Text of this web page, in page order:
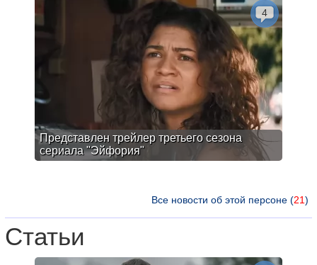
Представлен трейлер третьего сезона
сериала "Эйфория"
4
Все новости об этой персоне (21)
Статьи